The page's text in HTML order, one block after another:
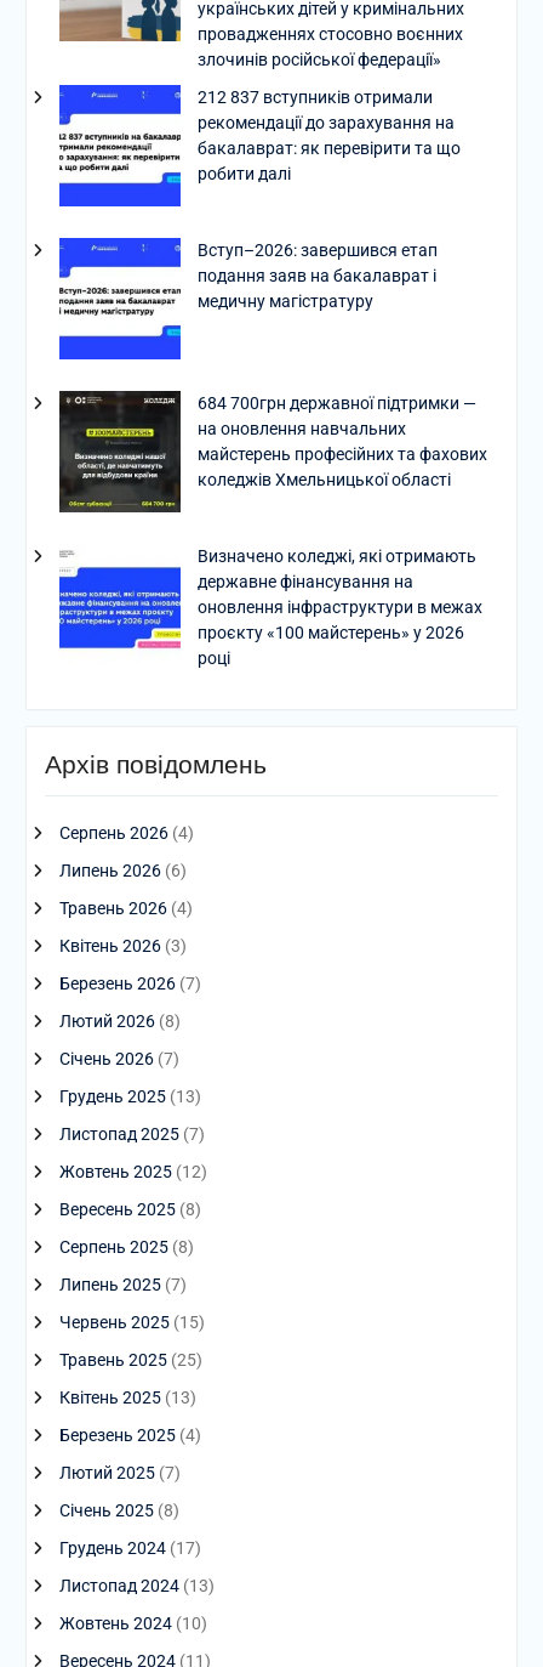
українських дітей у кримінальних
провадженнях стосовно воєнних
злочинів російської федерації»
212 837 вступників отримали
рекомендації до зарахування на
бакалаврат: як перевірити та що
робити далі
Вступ–2026: завершився етап
подання заяв на бакалаврат і
медичну магістратуру
684 700грн державної підтримки —
на оновлення навчальних
майстерень професійних та фахових
коледжів Хмельницької області
Визначено коледжі, які отримають
державне фінансування на
оновлення інфраструктури в межах
проєкту «100 майстерень» у 2026
році
Архів повідомлень
Серпень 2026(4)
Липень 2026(6)
Травень 2026(4)
Квітень 2026(3)
Березень 2026(7)
Лютий 2026(8)
Січень 2026(7)
Грудень 2025(13)
Листопад 2025(7)
Жовтень 2025(12)
Вересень 2025(8)
Серпень 2025(8)
Липень 2025(7)
Червень 2025(15)
Травень 2025(25)
Квітень 2025(13)
Березень 2025(4)
Лютий 2025(7)
Січень 2025(8)
Грудень 2024(17)
Листопад 2024(13)
Жовтень 2024(10)
Вересень 2024(11)